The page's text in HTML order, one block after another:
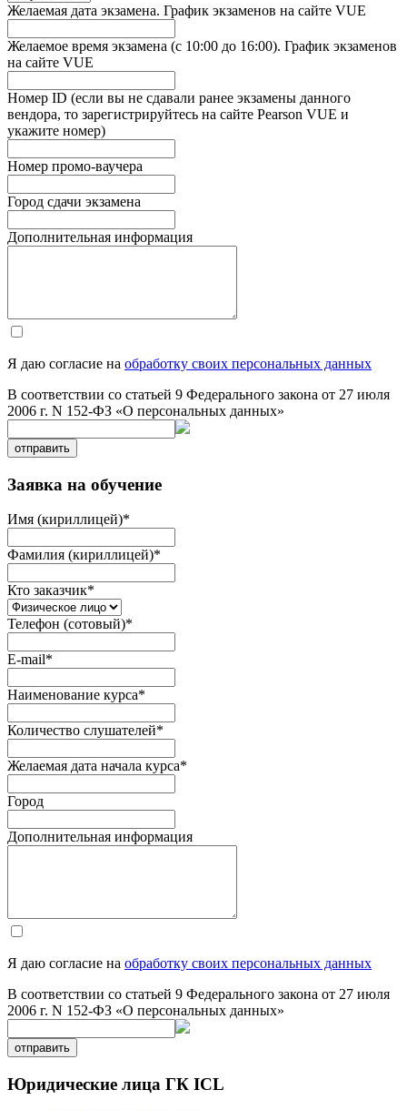
Желаемая дата экзамена. График экзаменов на сайте VUE
Желаемое время экзамена (с 10:00 до 16:00). График экзаменов
на сайте VUE
Номер ID (если вы не сдавали ранее экзамены данного
вендора, то зарегистрируйтесь на сайте Pearson VUE и
укажите номер)
Номер промо-ваучера
Город сдачи экзамена
Дополнительная информация
Я даю согласие на обработку своих персональных данных
В соответствии со статьей 9 Федерального закона от 27 июля
2006 г. N 152-ФЗ «О персональных данных»
отправить
Заявка на обучение
Имя (кириллицей)*
Фамилия (кириллицей)*
Кто заказчик*
Телефон (сотовый)*
E-mail*
Наименование курса*
Количество слушателей*
Желаемая дата начала курса*
Город
Дополнительная информация
Я даю согласие на обработку своих персональных данных
В соответствии со статьей 9 Федерального закона от 27 июля
2006 г. N 152-ФЗ «О персональных данных»
отправить
Юридические лица ГК ICL